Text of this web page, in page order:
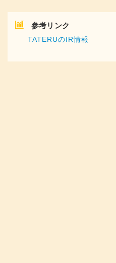
参考リンク
TATERUのIR情報